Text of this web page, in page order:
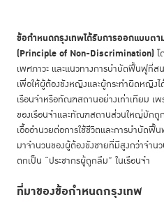
ข้อกำหนดกรุงเทพได้รับการออกแบบต
(Principle of Non-Discrimination) โ
เพศภาวะ และแนวทางการบำบัดฟื้นฟูที่
เพื่อให้ผู้ต้องขังหญิงและผู้กระทำผิดหญิง
เรือนจำหรือทัณฑสถานอย่างเท่าเทียม เ
ของเรือนจำและทัณฑสถานส่วนใหญ่มักถู
เอื้ออำนวยต่อการใช้ชีวิตและการบำบัด
มาจำนวนของผู้ต้องขังชายที่มีสูงกว่าจำ
ตกเป็น “ประชากรผู้ถูกลืม” ในเรือนจำ
ที่มาของข้อกำหนดกรุงเทพ